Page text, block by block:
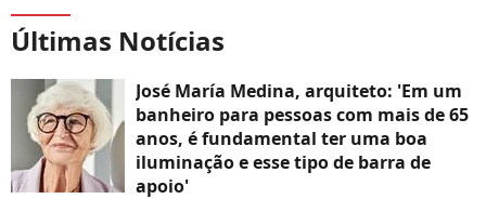
Últimas Notícias
José María Medina, arquiteto: 'Em um
banheiro para pessoas com mais de 65
anos, é fundamental ter uma boa
iluminação e esse tipo de barra de
apoio'